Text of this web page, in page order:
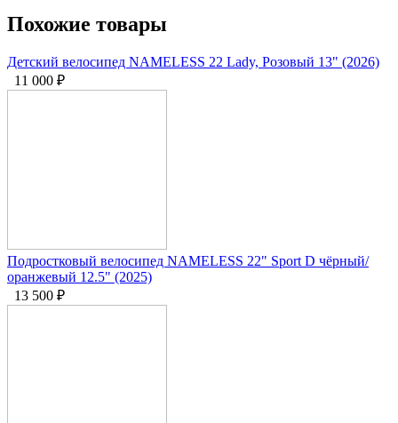
Похожие товары
Детский велосипед NAMELESS 22 Lady, Розовый 13" (2026)
11 000 ₽
Подростковый велосипед NAMELESS 22" Sport D чёрный/
оранжевый 12.5" (2025)
13 500 ₽